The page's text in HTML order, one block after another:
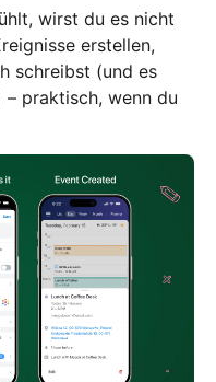
wirst du es nicht
erstellen,
schreibst (und es
praktisch, wenn du